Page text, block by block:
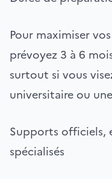
Pour maximiser
prévoyez 3 à 6
surtout si vous
universitaire ou
Supports officiels,
spécialisés